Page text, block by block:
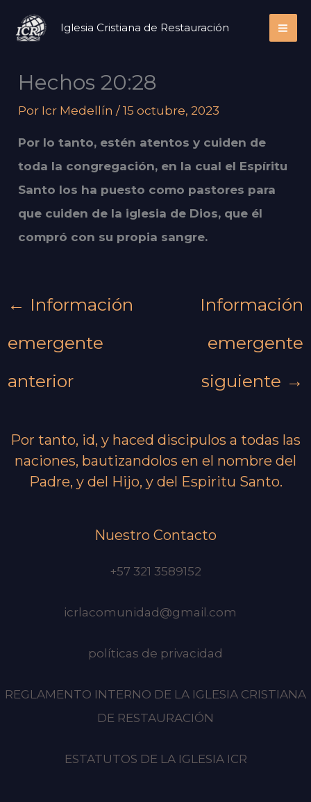
Iglesia Cristiana de Restauración
Hechos 20:28
Por Icr Medellín/15 octubre, 2023
Por lo tanto, estén atentos y cuiden de
toda la congregación, en la cual el Espíritu
Santo los ha puesto como pastores para
que cuiden de la iglesia de Dios, que él
compró con su propia sangre.
← Información
emergente
anterior
Información
emergente
siguiente →
Por tanto, id, y haced discipulos a todas las
naciones, bautizandolos en el nombre del
Padre, y del Hijo, y del Espiritu Santo.
Nuestro Contacto
+57 321 3589152
icrlacomunidad@gmail.com
políticas de privacidad
REGLAMENTO INTERNO DE LA IGLESIA CRISTIANA
DE RESTAURACIÓN
ESTATUTOS DE LA IGLESIA ICR